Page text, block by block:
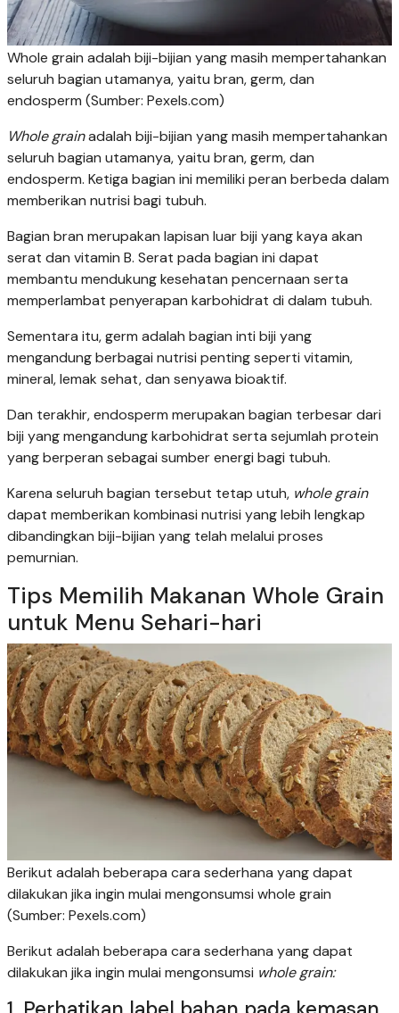
Whole grain adalah biji-bijian yang masih mempertahankan
seluruh bagian utamanya, yaitu bran, germ, dan
endosperm (Sumber: Pexels.com)
Whole grainadalah biji-bijian yang masih mempertahankan
seluruh bagian utamanya, yaitu bran, germ, dan
endosperm. Ketiga bagian ini memiliki peran berbeda dalam
memberikan nutrisi bagi tubuh.
Bagian bran merupakan lapisan luar biji yang kaya akan
serat dan vitamin B. Serat pada bagian ini dapat
membantu mendukung kesehatan pencernaan serta
memperlambat penyerapan karbohidrat di dalam tubuh.
Sementara itu, germ adalah bagian inti biji yang
mengandung berbagai nutrisi penting seperti vitamin,
mineral, lemak sehat, dan senyawa bioaktif.
Dan terakhir, endosperm merupakan bagian terbesar dari
biji yang mengandung karbohidrat serta sejumlah protein
yang berperan sebagai sumber energi bagi tubuh.
Karena seluruh bagian tersebut tetap utuh, whole grain
dapat memberikan kombinasi nutrisi yang lebih lengkap
dibandingkan biji-bijian yang telah melalui proses
pemurnian.
Tips Memilih Makanan Whole Grain
untuk Menu Sehari-hari
Berikut adalah beberapa cara sederhana yang dapat
dilakukan jika ingin mulai mengonsumsi whole grain
(Sumber: Pexels.com)
Berikut adalah beberapa cara sederhana yang dapat
dilakukan jika ingin mulai mengonsumsi whole grain: